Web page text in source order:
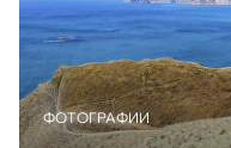
ФОТОГРАФИИ